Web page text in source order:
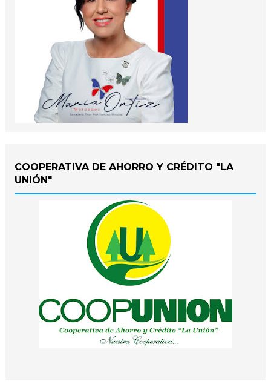
COOPERATIVA DE AHORRO Y CRÉDITO "LA
UNIÓN"